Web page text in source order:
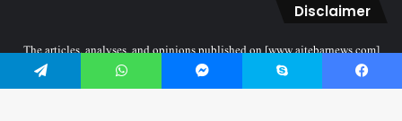
Disclaimer
The articles, analyses, and opinions published on [www.aitebarnews.com]
solely represent the personal views and opinions of the authors. These views
do not necessarily reflect the stance of the Aitebar News management. Any
Facebook
Skype
Messenger
WhatsApp
Telegram